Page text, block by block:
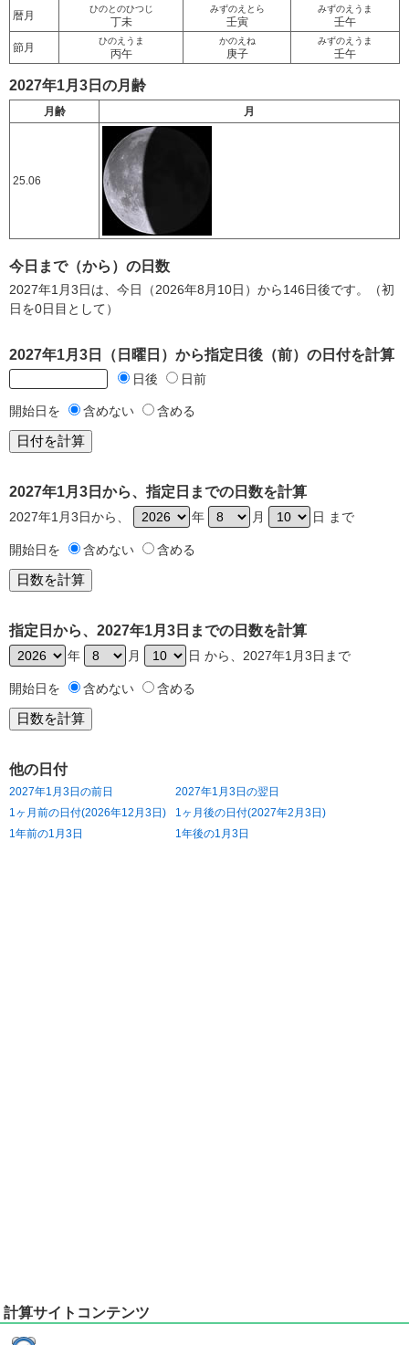
暦月
ひのとのひつじ
丁未
みずのえとら
壬寅
みずのえうま
壬午
節月
ひのえうま
丙午
かのえね
庚子
みずのえうま
壬午
2027年1月3日の月齢
月齢 月
25.06
今日まで（から）の日数
2027年1月3日は、今日（2026年8月10日）から146日後です。（初
日を0日目として）
2027年1月3日（日曜日）から指定日後（前）の日付を計算
日後 日前
開始日を 含めない 含める
2027年1月3日から、指定日までの日数を計算
2027年1月3日から、 年 月 日 まで
開始日を 含めない 含める
指定日から、2027年1月3日までの日数を計算
年 月 日 から、2027年1月3日まで
開始日を 含めない 含める
他の日付
2027年1月3日の前日
2027年1月3日の翌日
1ヶ月前の日付(2026年12月3日)
1ヶ月後の日付(2027年2月3日)
1年前の1月3日
1年後の1月3日
計算サイトコンテンツ